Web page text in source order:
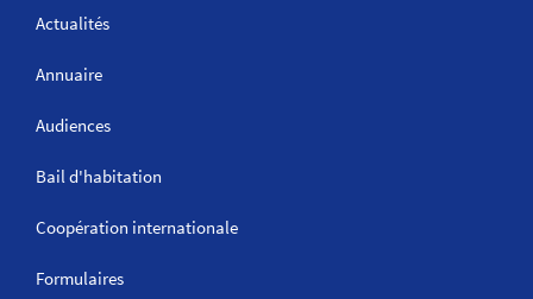
Actualités
Annuaire
Audiences
Bail d'habitation
Coopération internationale
Formulaires